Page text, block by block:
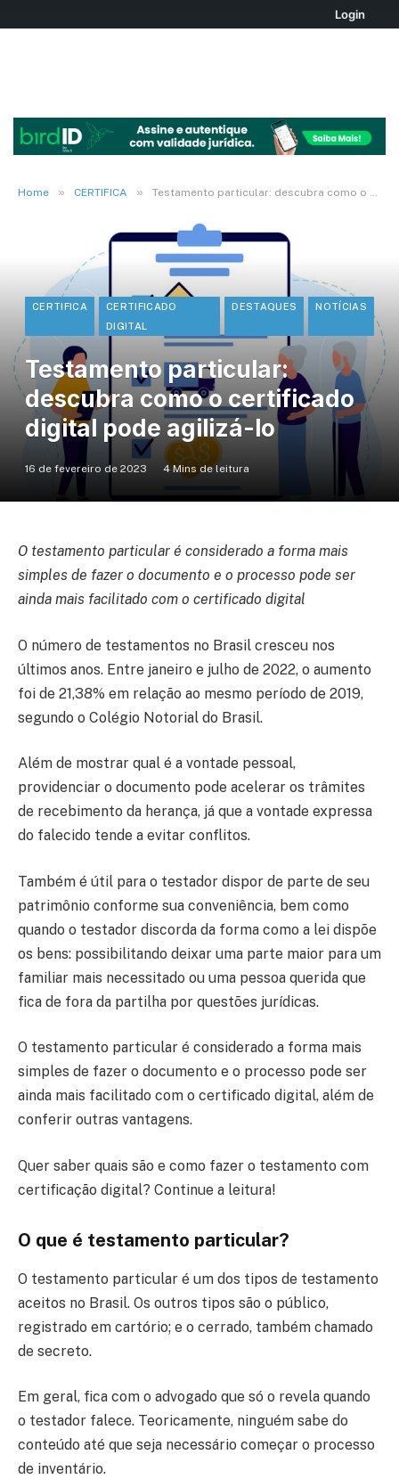
Login
Home » CERTIFICA » Testamento particular: descubra como o certificado digital pode agilizá-lo
CERTIFICA
CERTIFICADO
DIGITAL
DESTAQUES NOTÍCIAS
Testamento particular:
descubra como o certificado
digital pode agilizá-lo
16 de fevereiro de 2023 4 Mins de leitura
O testamento particular é considerado a forma mais
simples de fazer o documento e o processo pode ser
ainda mais facilitado com o certificado digital
O número de testamentos no Brasil cresceu nos
últimos anos. Entre janeiro e julho de 2022, o aumento
foi de 21,38% em relação ao mesmo período de 2019,
segundo o Colégio Notorial do Brasil.
Além de mostrar qual é a vontade pessoal,
providenciar o documento pode acelerar os trâmites
de recebimento da herança, já que a vontade expressa
do falecido tende a evitar conflitos.
Também é útil para o testador dispor de parte de seu
patrimônio conforme sua conveniência, bem como
quando o testador discorda da forma como a lei dispõe
os bens: possibilitando deixar uma parte maior para um
familiar mais necessitado ou uma pessoa querida que
fica de fora da partilha por questões jurídicas.
O testamento particular é considerado a forma mais
simples de fazer o documento e o processo pode ser
ainda mais facilitado com o certificado digital, além de
conferir outras vantagens.
Quer saber quais são e como fazer o testamento com
certificação digital? Continue a leitura!
O que é testamento particular?
O testamento particular é um dos tipos de testamento
aceitos no Brasil. Os outros tipos são o público,
registrado em cartório; e o cerrado, também chamado
de secreto.
Em geral, fica com o advogado que só o revela quando
o testador falece. Teoricamente, ninguém sabe do
conteúdo até que seja necessário começar o processo
de inventário.